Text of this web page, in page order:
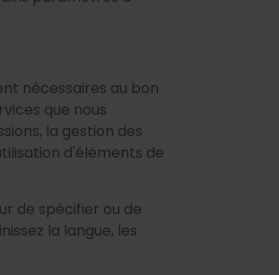
nécessaires au bon
que nous
la gestion des
d'éléments de
de spécifier ou de
la langue, les